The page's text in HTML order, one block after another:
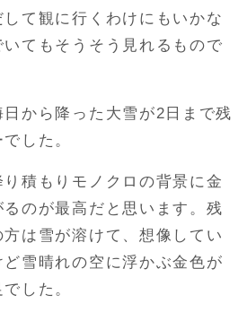
て観に行くわけにもいかな
てもそうそう見れるもので
から降った大雪が2日まで残
した。
積もりモノクロの背景に金
のが最高だと思います。残
は雪が溶けて、想像してい
雪晴れの空に浮かぶ金色が
した。